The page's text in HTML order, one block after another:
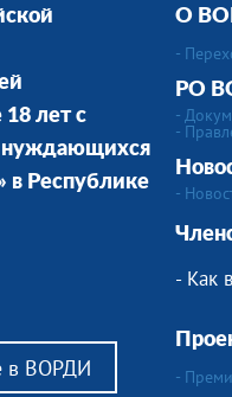
лет с
нуждающихся
в Республике
в ВОРДИ
О
-
РО
-
-
-
- Как
-